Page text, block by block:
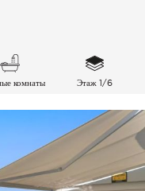
комнаты Этаж 1/6